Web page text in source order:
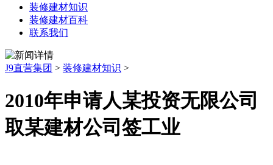
装修建材知识
装修建材百科
联系我们
J9直营集团 > 装修建材知识 >
2010年申请人某投资无限公司
取某建材公司签工业